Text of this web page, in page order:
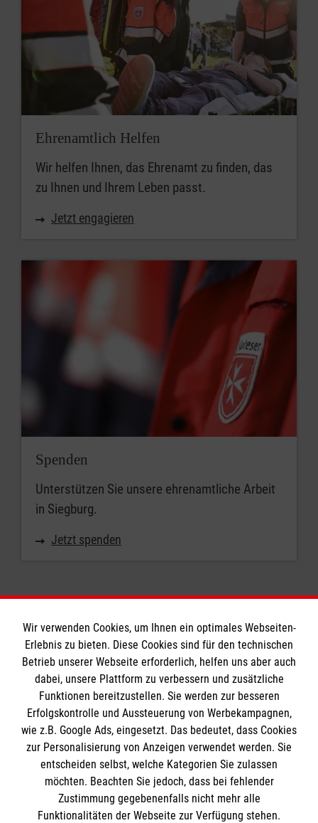
Ehrenamtlich Helfen
Wir helfen Ihnen, das Ehrenamt zu finden, das
zu Ihnen und Ihrem Leben passt.
Jetzt engagieren
Spenden
Unterstützen Sie unsere ehrenamtliche Arbeit
in Siegburg.
Jetzt spenden
Informationen
Impressum
Datenschutz
Barrierefreiheit
Kontakt
Presse
Die Malteser
Malteser in Deutschland
Malteserorden
Wir verwenden Cookies, um Ihnen ein optimales Webseiten-
Erlebnis zu bieten. Diese Cookies sind für den technischen
Betrieb unserer Webseite erforderlich, helfen uns aber auch
dabei, unsere Plattform zu verbessern und zusätzliche
Funktionen bereitzustellen. Sie werden zur besseren
Erfolgskontrolle und Aussteuerung von Werbekampagnen,
wie z.B. Google Ads, eingesetzt. Das bedeutet, dass Cookies
zur Personalisierung von Anzeigen verwendet werden. Sie
entscheiden selbst, welche Kategorien Sie zulassen
möchten. Beachten Sie jedoch, dass bei fehlender
Zustimmung gegebenenfalls nicht mehr alle
Funktionalitäten der Webseite zur Verfügung stehen.